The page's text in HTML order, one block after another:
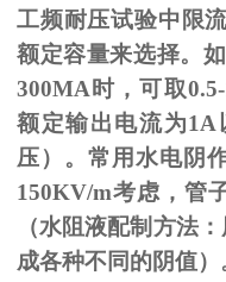
工频耐压试验中限
额定容量来选择。
300MA 时，可取
额定输出电流为1A
压）。常用水电阴
150KV/m考虑，管
（水阻液配制方法
成各种不同的阴值）